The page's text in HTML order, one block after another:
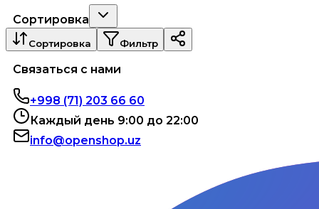
Сортировка
Сортировка Фильтр
Связаться с нами
+998 (71) 203 66 60
Каждый день 9:00 до 22:00
info@openshop.uz